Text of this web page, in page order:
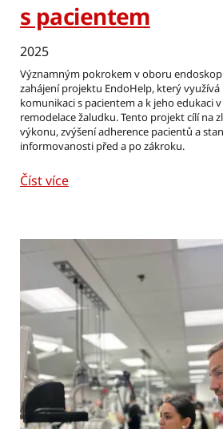
s pacientem
2025
Významným pokrokem v oboru
zahájení projektu EndoHelp, který
komunikaci s pacientem a k jeho edukaci
remodelace žaludku. Tento projekt cílí na
výkonu, zvýšení adherence pacientů a
informovanosti před a po zákroku.
Číst více